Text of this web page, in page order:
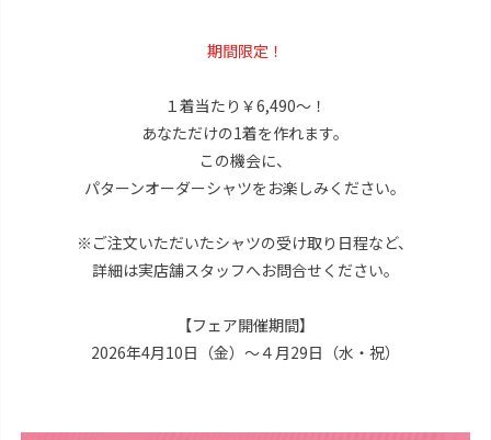
期間限定！
１着当たり￥6,490～！
あなただけの1着を作れます。
この機会に、
パターンオーダーシャツをお楽しみください。
※ご注文いただいたシャツの受け取り日程など、
詳細は実店舗スタッフへお問合せください。
【フェア開催期間】
2026年4月10日（金）～４月29日（水・祝）